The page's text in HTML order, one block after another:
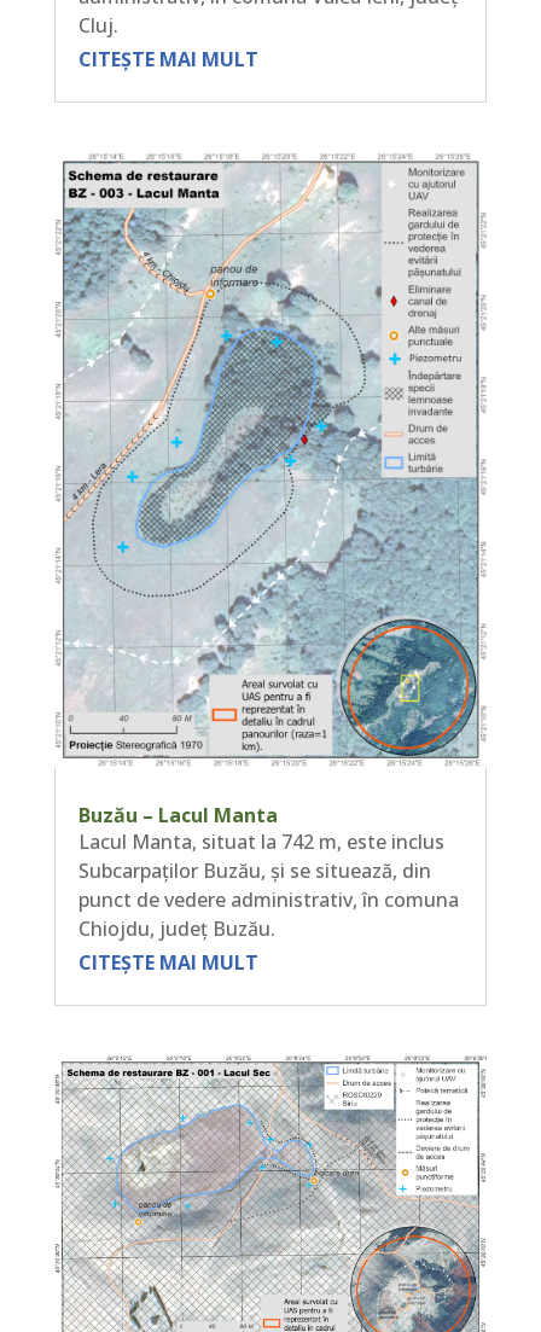
Cluj.
CITEȘTE MAI MULT
Buzău – Lacul Manta
Lacul Manta, situat la 742 m, este inclus
Subcarpaților Buzău, și se situează, din
punct de vedere administrativ, în comuna
Chiojdu, județ Buzău.
CITEȘTE MAI MULT